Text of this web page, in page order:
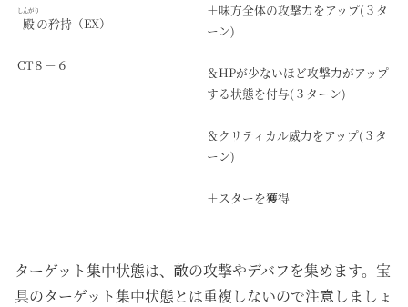
殿
しんがり
の矜持（EX）
CT８－６
＋味方全体の攻撃力をアップ(３タ
ーン)
＆HPが少ないほど攻撃力がアップ
する状態を付与(３ターン)
＆クリティカル威力をアップ(３タ
ーン)
＋スターを獲得
ターゲット集中状態は、敵の攻撃やデバフを集めます。宝
具のターゲット集中状態とは重複しないので注意しましょ